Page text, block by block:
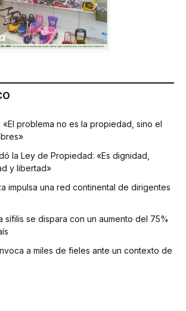
problema no es la propiedad, sino el
la Ley de Propiedad: «Es dignidad,
y libertad»
impulsa una red continental de dirigentes
sífilis se dispara con un aumento del 75%
a miles de fieles ante un contexto de